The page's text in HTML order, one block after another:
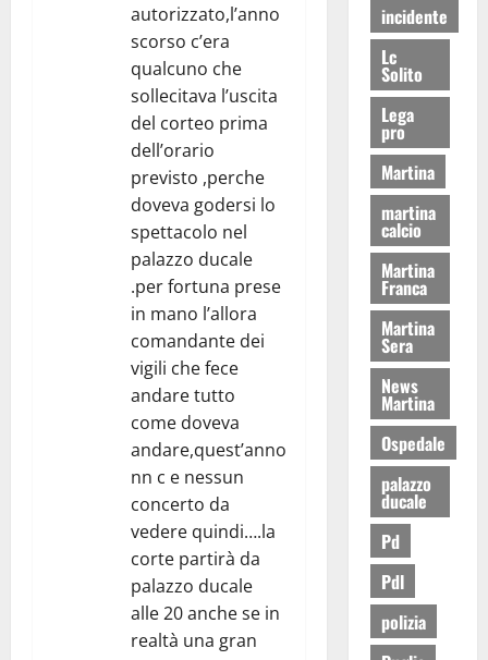
autorizzato,l’anno
scorso c’era
qualcuno che
sollecitava l’uscita
del corteo prima
dell’orario
previsto ,perche
doveva godersi lo
spettacolo nel
palazzo ducale
.per fortuna prese
in mano l’allora
comandante dei
vigili che fece
andare tutto
come doveva
andare,quest’anno
nn c e nessun
concerto da
vedere quindi….la
corte partirà da
palazzo ducale
alle 20 anche se in
realtà una gran
incidente
Lc
Solito
Lega
pro
Martina
martina
calcio
Martina
Franca
Martina
Sera
News
Martina
Ospedale
palazzo
ducale
Pd
Pdl
polizia